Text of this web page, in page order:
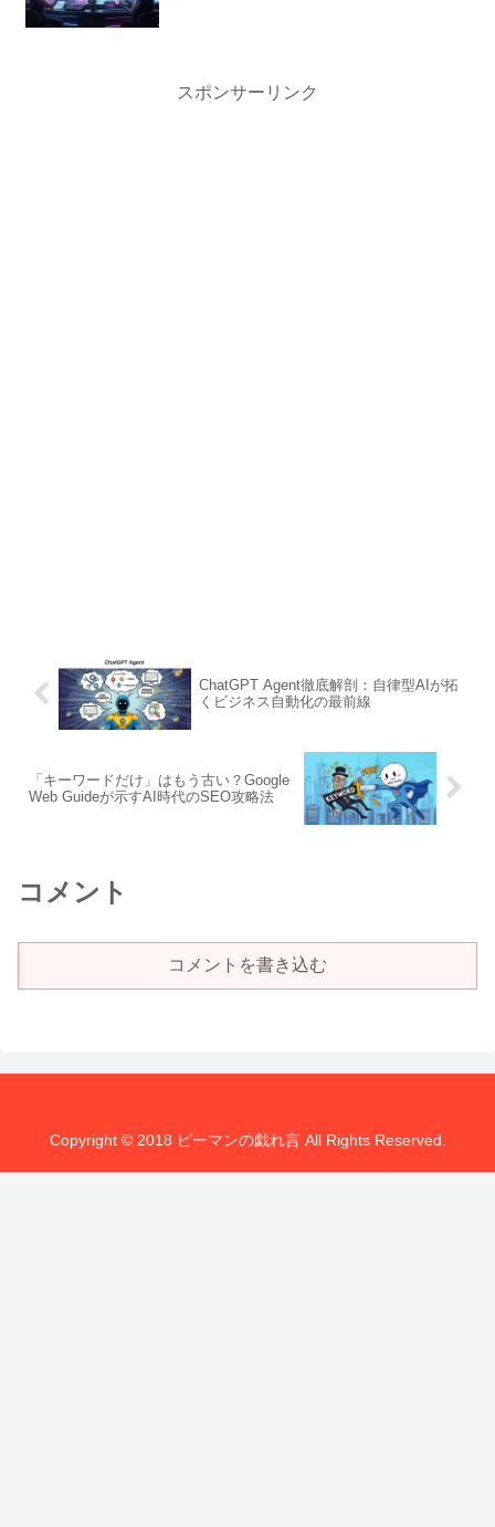
スポンサーリンク
ChatGPT Agent徹底解剖：自律型AIが拓
くビジネス自動化の最前線
「キーワードだけ」はもう古い？Google
Web Guideが示すAI時代のSEO攻略法
コメント
コメントを書き込む
Copyright © 2018 ピーマンの戯れ言 All Rights Reserved.